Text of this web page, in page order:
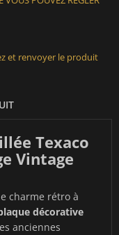
et renvoyer le produit
Texaco
Vintage
charme rétro à
décorative
anciennes